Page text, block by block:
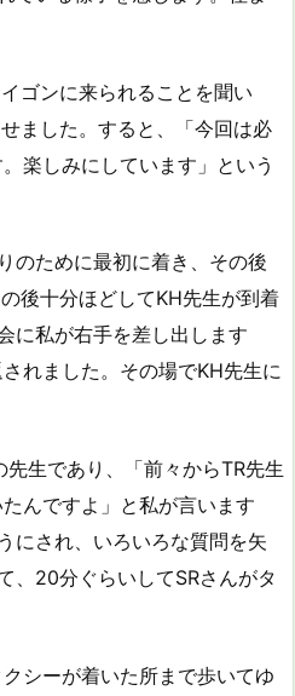
ゴンに来られることを聞い
ました。すると、「今回は必
楽しみにしています」という
のために最初に着き、その後
後十分ほどしてKH先生が到着
に私が右手を差し出します
れました。その場でKH先生に
生であり、「前々からTR先生
んですよ」と私が言います
にされ、いろいろな質問を矢
、20分ぐらいしてSRさんがタ
シーが着いた所まで歩いてゆ